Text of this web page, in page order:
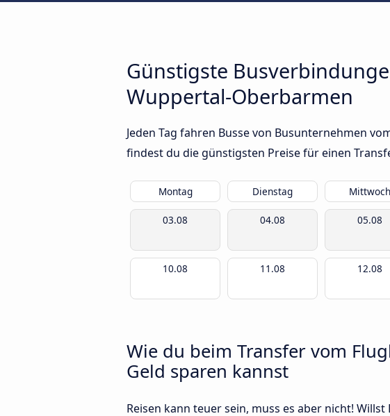
Günstigste
Wuppertal-Oberbarmen
Jeden Tag fahren Busse von Busunternehmen
findest du die günstigsten Preise für einen
Montag Dienstag Mittwoch
03.08 04.08 05.08
10.08 11.08 12.08
Wie du beim Transfer vom
Geld sparen kannst
Reisen kann teuer sein, muss es aber nicht!